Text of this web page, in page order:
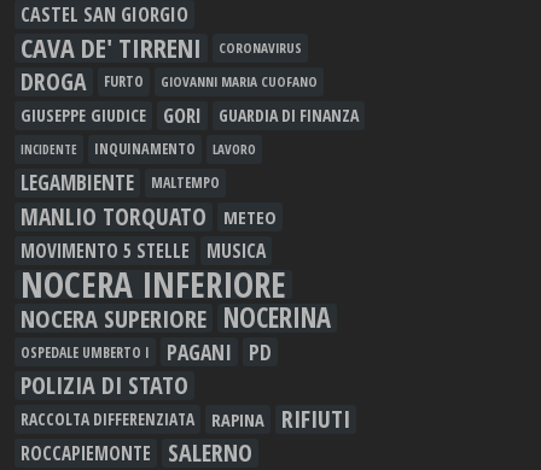
CASTEL SAN GIORGIO
CAVA DE' TIRRENI CORONAVIRUS
DROGA FURTO GIOVANNI MARIA CUOFANO
GIUSEPPE GIUDICE GORI GUARDIA DI FINANZA
INCIDENTE INQUINAMENTO LAVORO
LEGAMBIENTE MALTEMPO
MANLIO TORQUATO METEO
MOVIMENTO 5 STELLE MUSICA
NOCERA INFERIORE
NOCERA SUPERIORE NOCERINA
OSPEDALE UMBERTO I PAGANI PD
POLIZIA DI STATO
RACCOLTA DIFFERENZIATA RAPINA RIFIUTI
ROCCAPIEMONTE SALERNO